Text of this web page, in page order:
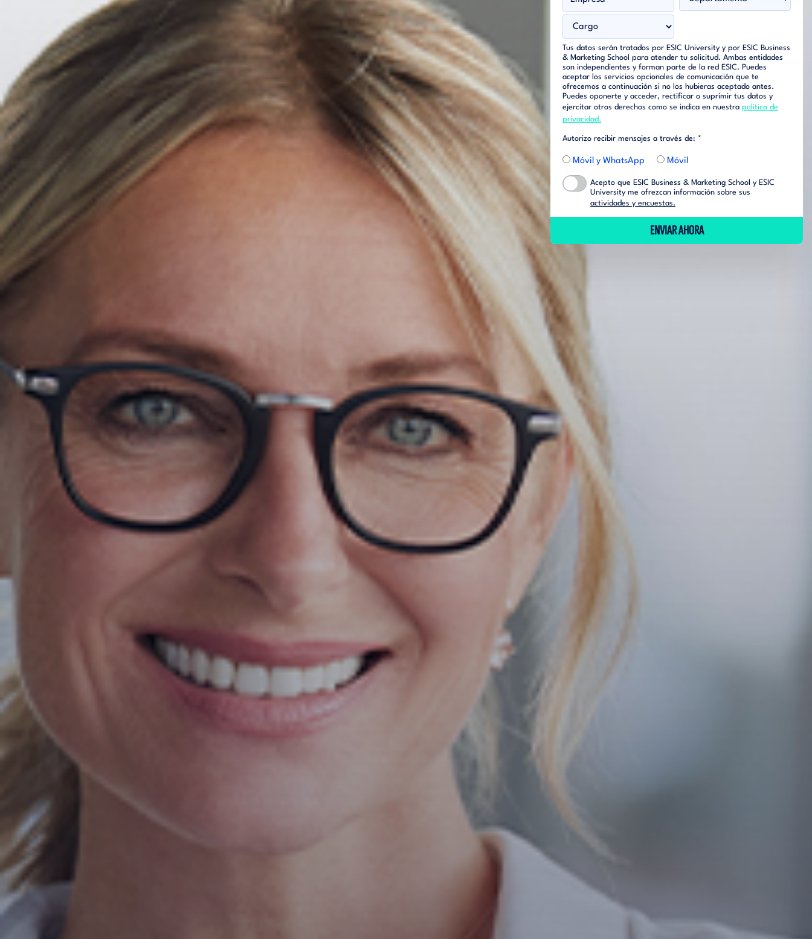
Tus datos serán tratados por ESIC University y por ESIC Business
& Marketing School para atender tu solicitud. Ambas entidades
son independientes y forman parte de la red ESIC. Puedes
aceptar los servicios opcionales de comunicación que te
ofrecemos a continuación si no los hubieras aceptado antes.
Puedes oponerte y acceder, rectificar o suprimir tus datos y
ejercitar otros derechos como se indica en nuestrapolítica de
privacidad.
Autorizo recibir mensajes a través de: *
Móvil y WhatsApp Móvil
Acepto que ESIC Business & Marketing School y ESIC
University me ofrezcan información sobre sus
actividades y encuestas.
ENVIAR AHORA